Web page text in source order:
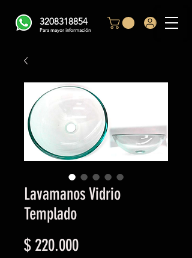
3208318854
Para mayor información
Lavamanos Vidrio
Templado
$ 220.000Precio